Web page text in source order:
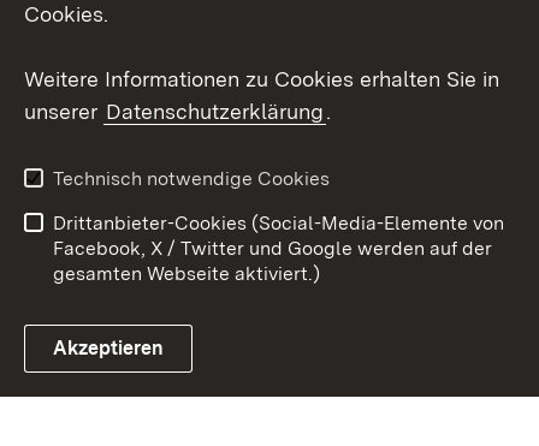
Youtube
Link zum Landesportal
Kontakt
Datenschutz
Barrierefreiheit
Impressum Cookies
Cookies.
Weitere Informationen zu Cookies erhalten Sie in
unserer Datenschutzerklärung.
Technisch notwendige Cookies
Drittanbieter-Cookies (Social-Media-Elemente von
Facebook, X / Twitter und Google werden auf der
gesamten Webseite aktiviert.)
Akzeptieren